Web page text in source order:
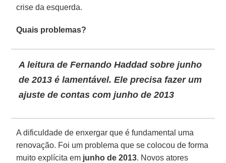
crise da esquerda.
Quais problemas?
A leitura de Fernando Haddad sobre junho
de 2013 é lamentável. Ele precisa fazer um
ajuste de contas com junho de 2013
A dificuldade de enxergar que é fundamental uma
renovação. Foi um problema que se colocou de forma
muito explícita em junho de 2013. Novos atores